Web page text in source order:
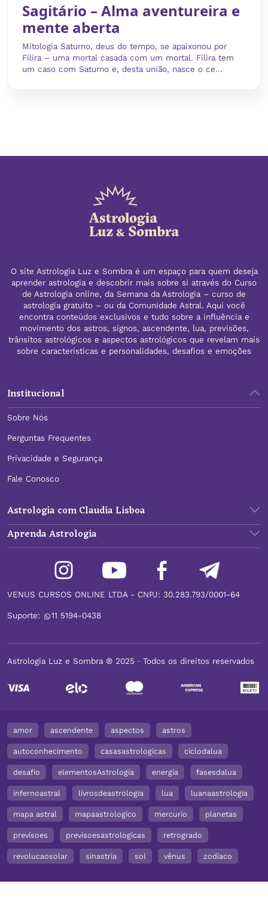
Sagitário – Alma aventureira e
mente aberta
Mitologia Saturno, deus do tempo, se apaixonou por
Fílira – uma mortal casada com um mortal. Fílira tem
um caso com Saturno e, desta união, nasce o ce...
O site Astrologia Luz e Sombra é um espaço para quem deseja
aprender astrologia e descobrir mais sobre si através do Curso
de Astrologia online, da Semana da Astrologia – curso de
astrologia gratuito – ou da Comunidade Astral. Aqui você
encontra conteúdos exclusivos e tudo sobre a influência e
movimento dos astros, signos, ascendente, lua, previsões,
trânsitos astrológicos e aspectos astrológicos que revelam mais
sobre características e personalidades, desafios e emoções
Institucional
Sobre Nós
Perguntas Frequentes
Privacidade e Segurança
Fale Conosco
Astrologia com Claudia Lisboa
Aprenda Astrologia
VENUS CURSOS ONLINE LTDA - CNPJ: 30.283.793/0001-64
Suporte: 11 5194-0438
Astrologia Luz e Sombra ® 2025 ∙ Todos os direitos reservados
amor ascendente aspectos astros
autoconhecimento casasastrologicas ciclodalua
desafio elementosAstrologia energia fasesdalua
infernoastral livrosdeastrologia lua luanaastrologia
mapa astral mapaastrologico mercurio planetas
previsoes previsoesastrologicas retrogrado
revolucaosolar sinastria sol vênus zodiaco